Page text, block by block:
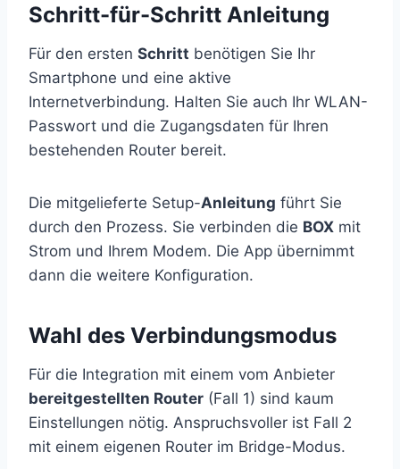
Schritt-für-Schritt Anleitung
Für den ersten Schritt benötigen Sie Ihr
Smartphone und eine aktive
Internetverbindung. Halten Sie auch Ihr WLAN-
Passwort und die Zugangsdaten für Ihren
bestehenden Router bereit.
Die mitgelieferte Setup-Anleitung führt Sie
durch den Prozess. Sie verbinden die BOX mit
Strom und Ihrem Modem. Die App übernimmt
dann die weitere Konfiguration.
Wahl des Verbindungsmodus
Für die Integration mit einem vom Anbieter
bereitgestellten Router (Fall 1) sind kaum
Einstellungen nötig. Anspruchsvoller ist Fall 2
mit einem eigenen Router im Bridge-Modus.